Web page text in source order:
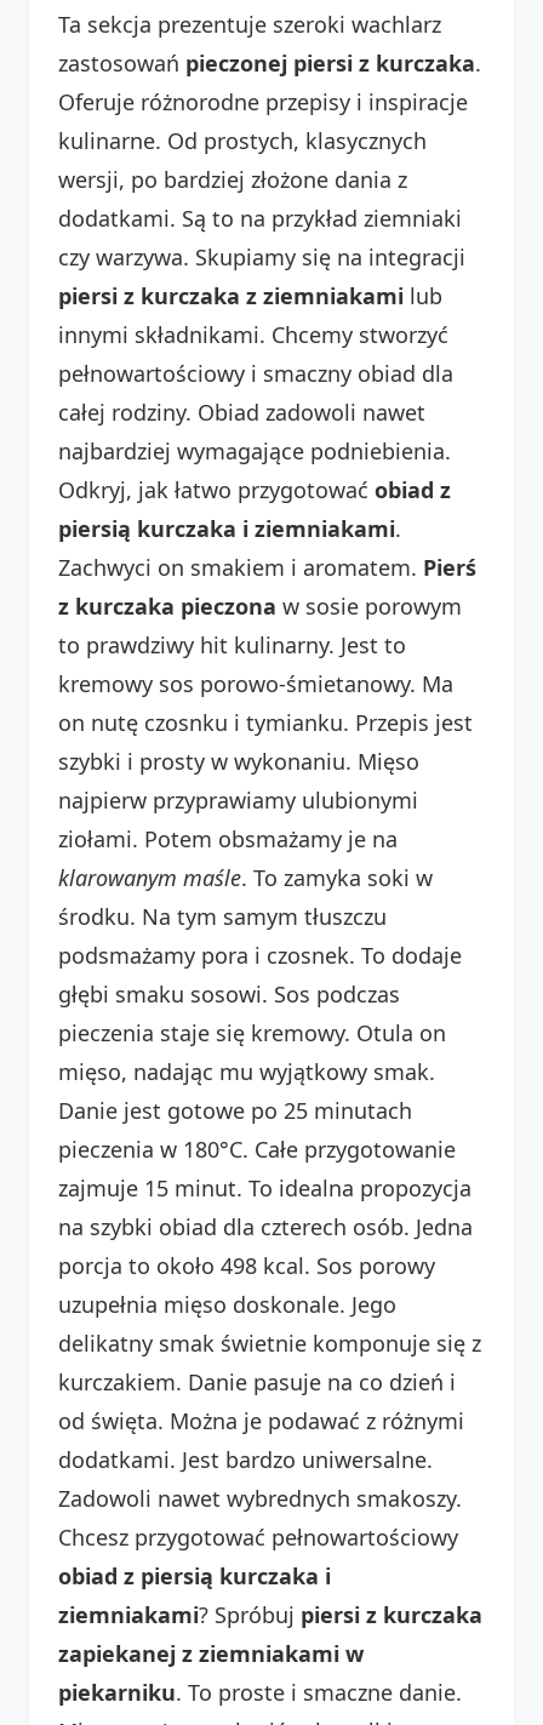
Ta sekcja prezentuje szeroki wachlarz
zastosowań pieczonej piersi z kurczaka.
Oferuje różnorodne przepisy i inspiracje
kulinarne. Od prostych, klasycznych
wersji, po bardziej złożone dania z
dodatkami. Są to na przykład ziemniaki
czy warzywa. Skupiamy się na integracji
piersi z kurczaka z ziemniakami lub
innymi składnikami. Chcemy stworzyć
pełnowartościowy i smaczny obiad dla
całej rodziny. Obiad zadowoli nawet
najbardziej wymagające podniebienia.
Odkryj, jak łatwo przygotować obiad z
piersią kurczaka i ziemniakami.
Zachwyci on smakiem i aromatem. Pierś
z kurczaka pieczona w sosie porowym
to prawdziwy hit kulinarny. Jest to
kremowy sos porowo-śmietanowy. Ma
on nutę czosnku i tymianku. Przepis jest
szybki i prosty w wykonaniu. Mięso
najpierw przyprawiamy ulubionymi
ziołami. Potem obsmażamy je na
klarowanym maśle. To zamyka soki w
środku. Na tym samym tłuszczu
podsmażamy pora i czosnek. To dodaje
głębi smaku sosowi. Sos podczas
pieczenia staje się kremowy. Otula on
mięso, nadając mu wyjątkowy smak.
Danie jest gotowe po 25 minutach
pieczenia w 180°C. Całe przygotowanie
zajmuje 15 minut. To idealna propozycja
na szybki obiad dla czterech osób. Jedna
porcja to około 498 kcal. Sos porowy
uzupełnia mięso doskonale. Jego
delikatny smak świetnie komponuje się z
kurczakiem. Danie pasuje na co dzień i
od święta. Można je podawać z różnymi
dodatkami. Jest bardzo uniwersalne.
Zadowoli nawet wybrednych smakoszy.
Chcesz przygotować pełnowartościowy
obiad z piersią kurczaka i
ziemniakami? Spróbuj piersi z kurczaka
zapiekanej z ziemniakami w
piekarniku. To proste i smaczne danie.